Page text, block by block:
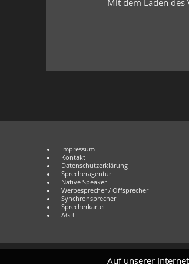
Mit dem Laden des
Impressum
Kontakt
Datenschutzerklärung
Sprecheragentur
Native Speaker
Werbesprecher / Offsprecher
Synchronsprecher
Sprecherkartei
AGB
Auf unserer